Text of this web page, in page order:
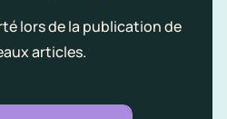
lors de la publication de
articles.